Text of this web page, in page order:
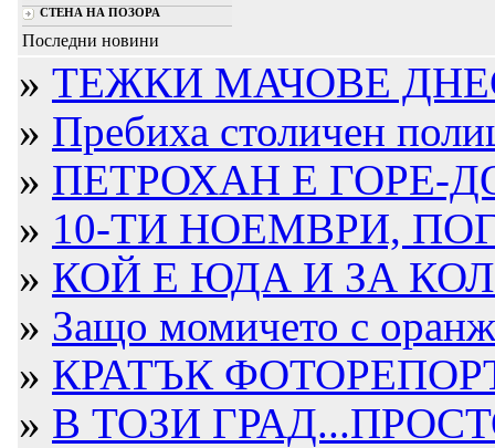
СТЕНА НА ПОЗОРА
Последни новини
» ТЕЖКИ МАЧОВЕ
» Пребиха столичен
» ПЕТРОХАН Е ГОРЕ-
» 10-ТИ НОЕМВРИ,
» КОЙ Е ЮДА И ЗА
» Защо момичето с
» КРАТЪК
» В ТОЗИ